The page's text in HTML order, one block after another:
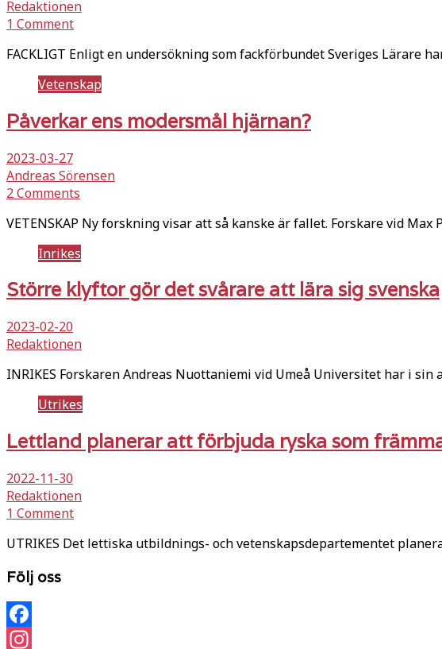
Redaktionen
1 Comment
FACKLIGT Enligt en undersökning som fackförbundet Sveriges Lärare
Vetenskap
Påverkar ens modersmål hjärnan?
2023-03-27
Andreas Sörensen
2 Comments
VETENSKAP Ny forskning visar att så kanske är fallet. Forskare vid
Inrikes
Större klyftor gör det svårare att lära sig svenska
2023-02-20
Redaktionen
INRIKES Forskaren Andreas Nuottaniemi vid Umeå Universitet har i
Utrikes
Lettland planerar att förbjuda ryska som
2022-11-30
Redaktionen
1 Comment
UTRIKES Det lettiska utbildnings- och vetenskapsdepartementet
Följ oss
Facebook